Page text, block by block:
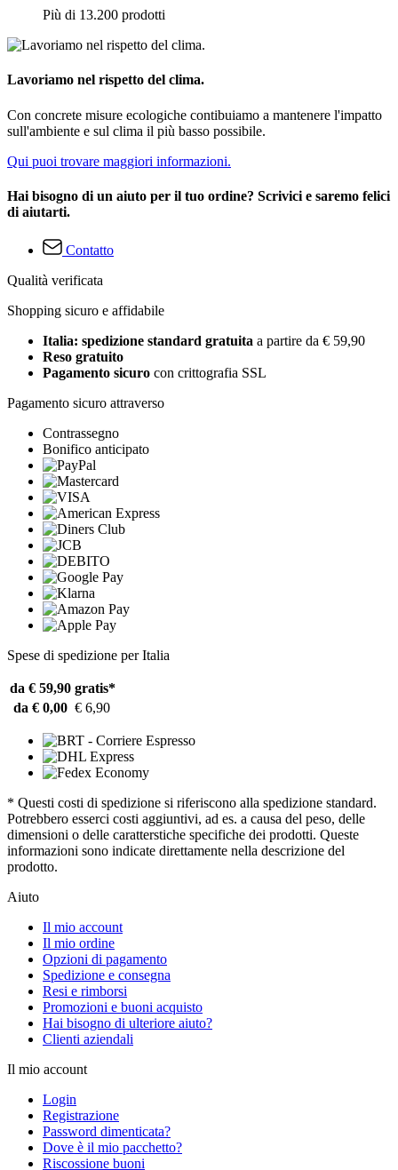
Più di 13.200 prodotti
Lavoriamo nel rispetto del clima.
Con concrete misure ecologiche contibuiamo a mantenere l'impatto
sull'ambiente e sul clima il più basso possibile.
Qui puoi trovare maggiori informazioni.
Hai bisogno di un aiuto per il tuo ordine? Scrivici e saremo felici
di aiutarti.
Contatto
Qualità verificata
Shopping sicuro e affidabile
Italia: spedizione standard gratuita a partire da € 59,90
Reso gratuito
Pagamento sicuro con crittografia SSL
Pagamento sicuro attraverso
Contrassegno
Bonifico anticipato
Spese di spedizione per Italia
da € 59,90 gratis*
da € 0,00 € 6,90
* Questi costi di spedizione si riferiscono alla spedizione standard.
Potrebbero esserci costi aggiuntivi, ad es. a causa del peso, delle
dimensioni o delle caratterstiche specifiche dei prodotti. Queste
informazioni sono indicate direttamente nella descrizione del
prodotto.
Aiuto
Il mio account
Il mio ordine
Opzioni di pagamento
Spedizione e consegna
Resi e rimborsi
Promozioni e buoni acquisto
Hai bisogno di ulteriore aiuto?
Clienti aziendali
Il mio account
Login
Registrazione
Password dimenticata?
Dove è il mio pacchetto?
Riscossione buoni